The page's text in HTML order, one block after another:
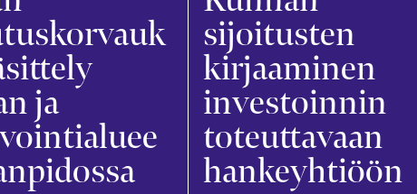
ja
sijoitusten
kirjaaminen
investoinnin
toteuttavaan
hankeyhtiöön